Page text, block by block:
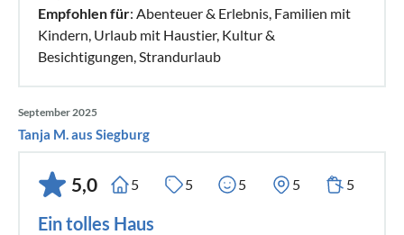
Empfohlen für: Abenteuer & Erlebnis, Familien mit
Kindern, Urlaub mit Haustier, Kultur &
Besichtigungen, Strandurlaub
September 2025
Tanja M. aus Siegburg
5,0 5 5 5 5 5
Ein tolles Haus